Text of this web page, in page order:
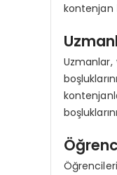
kontenjan